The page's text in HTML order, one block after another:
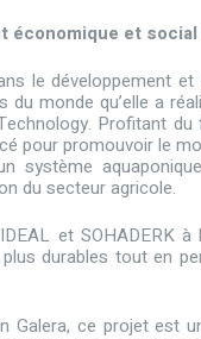
économique et
le développement
monde qu’elle a
Profitant
pour promouvoir le
système
du secteur agricole.
et SOHADERK
durables tout en
Galera, ce projet est